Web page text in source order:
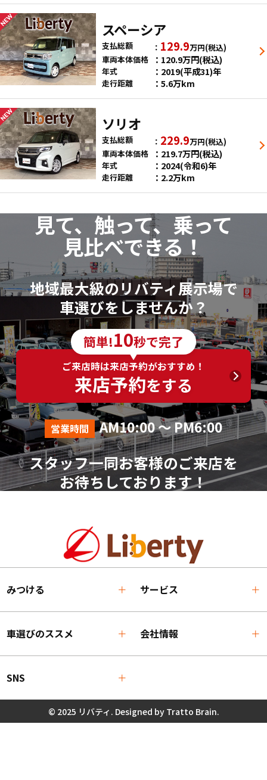
スペーシア
支払総額 129.9万円(税込)
車両本体価格
120.9万円(税込)
年式 2019(平成31)年
走行距離 5.6万km
ソリオ
支払総額 229.9万円(税込)
車両本体価格
219.7万円(税込)
年式 2024(令和6)年
走行距離 2.2万km
見て、触って、乗って
見比べできる！
地域最大級のリバティ展示場で
車選びをしませんか？
簡単!10秒で完了
ご来店時は来店予約がおすすめ！
来店予約をする
営業時間 AM10:00 ～ PM6:00
スタッフ一同お客様のご来店を
お待ちしております！
みつける サービス
車選びのススメ 会社情報
SNS
© 2025 リバティ. Designed by Tratto Brain.